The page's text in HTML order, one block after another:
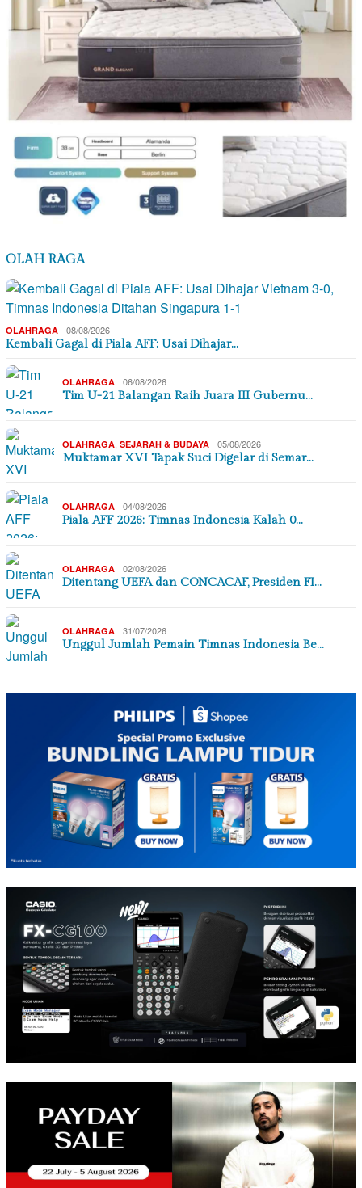
OLAH RAGA
OLAHRAGA 08/08/2026
Kembali Gagal di Piala AFF: Usai Dihajar…
OLAHRAGA 06/08/2026
Tim U-21 Balangan Raih Juara III Gubernu…
OLAHRAGA, SEJARAH & BUDAYA 05/08/2026
Muktamar XVI Tapak Suci Digelar di Semar…
OLAHRAGA 04/08/2026
Piala AFF 2026: Timnas Indonesia Kalah 0…
OLAHRAGA 02/08/2026
Ditentang UEFA dan CONCACAF, Presiden FI…
OLAHRAGA 31/07/2026
Unggul Jumlah Pemain Timnas Indonesia Be…